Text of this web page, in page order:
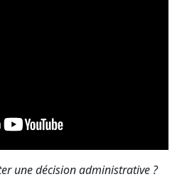
une décision administrative ?